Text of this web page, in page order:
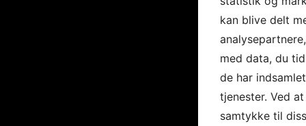
kan blive delt
med data, du
de har
tjenester. Ved
samtykke til